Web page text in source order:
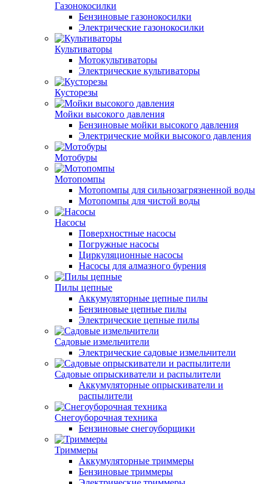
Газонокосилки
Бензиновые газонокосилки
Электрические газонокосилки
Культиваторы
Мотокультиваторы
Электрические культиваторы
Кусторезы
Мойки высокого давления
Бензиновые мойки высокого давления
Электрические мойки высокого давления
Мотобуры
Мотопомпы
Мотопомпы для сильнозагрязненной воды
Мотопомпы для чистой воды
Насосы
Поверхностные насосы
Погружные насосы
Циркуляционные насосы
Насосы для алмазного бурения
Пилы цепные
Аккумуляторные цепные пилы
Бензиновые цепные пилы
Электрические цепные пилы
Садовые измельчители
Электрические садовые измельчители
Садовые опрыскиватели и распылители
Аккумуляторные опрыскиватели и
распылители
Снегоуборочная техника
Бензиновые снегоуборщики
Триммеры
Аккумуляторные триммеры
Бензиновые триммеры